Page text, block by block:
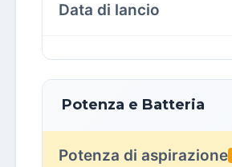
Data di lancio
Potenza e Batteria
Potenza di aspirazione